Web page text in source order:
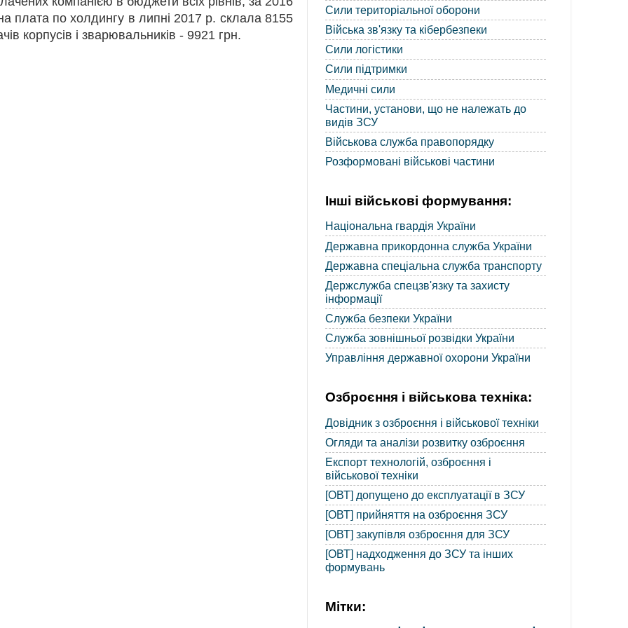
плата по холдингу в липні 2017 р. склала 8155
корпусів і зварювальників - 9921 грн.
Сили територіальної оборони
Війська зв'язку та кібербезпеки
Сили логістики
Сили підтримки
Медичні сили
Частини, установи, що не належать до
видів ЗСУ
Військова служба правопорядку
Розформовані військові частини
Інші військові формування:
Національна гвардія України
Державна прикордонна служба України
Державна спеціальна служба транспорту
Держслужба спецзв'язку та захисту
інформації
Служба безпеки України
Служба зовнішньої розвідки України
Управління державної охорони України
Озброєння і військова техніка:
Довідник з озброєння і військової техніки
Огляди та аналізи розвитку озброєння
Експорт технологій, озброєння і
військової техніки
[ОВТ] допущено до експлуатації в ЗСУ
[ОВТ] прийняття на озброєння ЗСУ
[ОВТ] закупівля озброєння для ЗСУ
[ОВТ] надходження до ЗСУ та інших
формувань
Мітки: